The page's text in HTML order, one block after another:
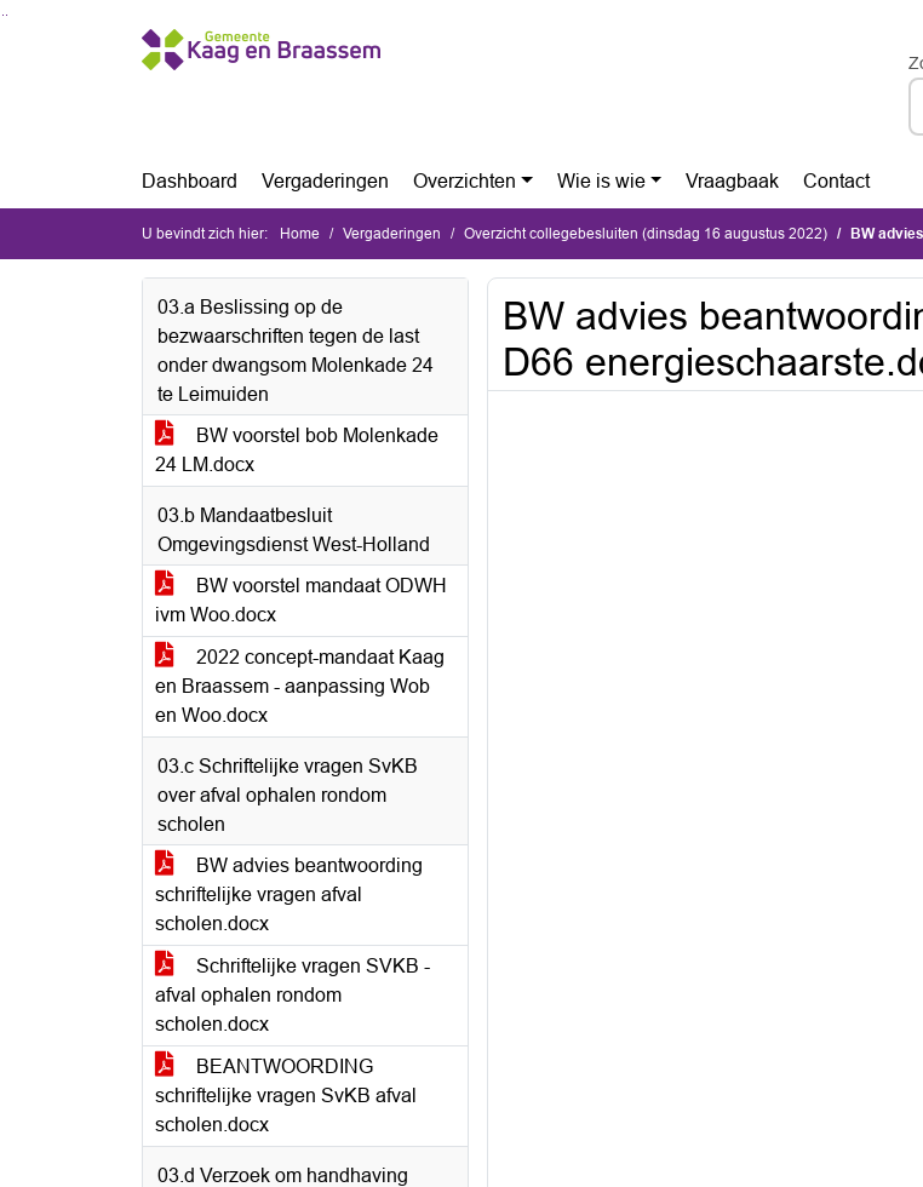
Ga naar de inhoud van deze pagina
Ga naar het zoeken
Ga naar het menu
Dashboard Vergaderingen Overzichten Wie is wie Vraagbaak Contact
U bevindt zich hier: Home Vergaderingen Overzicht collegebesluiten (dinsdag 16 augustus 2022) BW advies
03.a Beslissing op de
bezwaarschriften tegen de last
onder dwangsom Molenkade 24
te Leimuiden
BW voorstel bob Molenkade
24 LM.docx
03.b Mandaatbesluit
Omgevingsdienst West-Holland
BW voorstel mandaat ODWH
ivm Woo.docx
2022 concept-mandaat Kaag
en Braassem - aanpassing Wob
en Woo.docx
03.c Schriftelijke vragen SvKB
over afval ophalen rondom
scholen
BW advies beantwoording
schriftelijke vragen afval
scholen.docx
Schriftelijke vragen SVKB -
afval ophalen rondom
scholen.docx
BEANTWOORDING
schriftelijke vragen SvKB afval
scholen.docx
03.d Verzoek om handhaving
BW advies
D66